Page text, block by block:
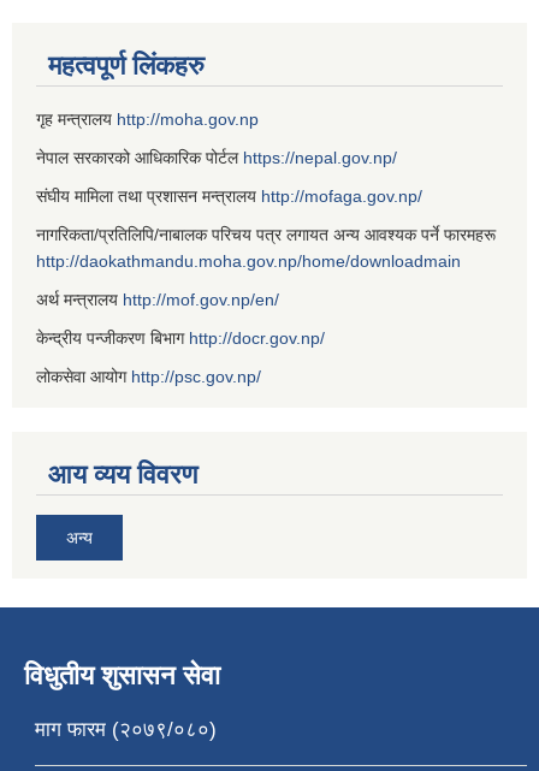
महत्वपूर्ण लिंकहरु
गृह मन्त्रालय http://moha.gov.np
नेपाल सरकारको आधिकारिक पोर्टल https://nepal.gov.np/
संघीय मामिला तथा प्रशासन मन्त्रालय http://mofaga.gov.np/
नागरिकता/प्रतिलिपि/नाबालक परिचय पत्र लगायत अन्य आवश्यक पर्ने फारमहरू
http://daokathmandu.moha.gov.np/home/downloadmain
अर्थ मन्त्रालय http://mof.gov.np/en/
केन्द्रीय पन्जीकरण बिभाग http://docr.gov.np/
लोकसेवा आयोग http://psc.gov.np/
आय व्यय विवरण
अन्य
विधुतीय शुसासन सेवा
माग फारम (२०७९/०८०)